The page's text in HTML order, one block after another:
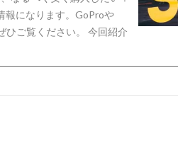
報になります。GoProや
ひご覧ください。 今回紹介